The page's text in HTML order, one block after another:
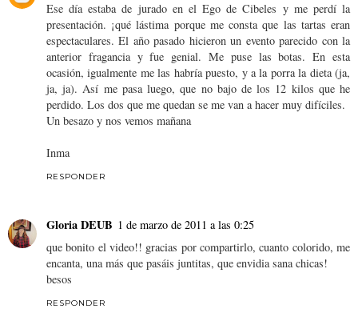
Ese día estaba de jurado en el Ego de Cibeles y me perdí la
presentación. ¡qué lástima porque me consta que las tartas eran
espectaculares. El año pasado hicieron un evento parecido con la
anterior fragancia y fue genial. Me puse las botas. En esta
ocasión, igualmente me las habría puesto, y a la porra la dieta (ja,
ja, ja). Así me pasa luego, que no bajo de los 12 kilos que he
perdido. Los dos que me quedan se me van a hacer muy difíciles.
Un besazo y nos vemos mañana
Inma
RESPONDER
Gloria DEUB 1 de marzo de 2011 a las 0:25
que bonito el video!! gracias por compartirlo, cuanto colorido, me
encanta, una más que pasáis juntitas, que envidia sana chicas!
besos
RESPONDER